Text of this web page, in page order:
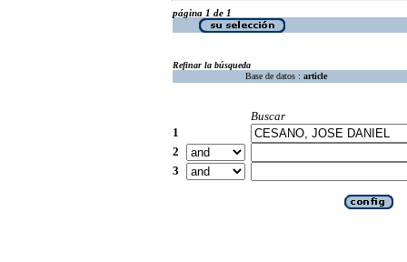
página 1 de 1
Refinar la búsqueda
Base de datos : article
Buscar
1
2
3